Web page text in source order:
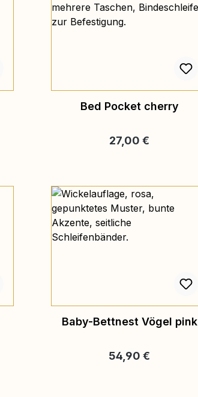
Bed Pocket cherry
Regulärer Preis:
27,00 €
Baby-Bettnest Vögel pink
Regulärer Preis:
54,90 €